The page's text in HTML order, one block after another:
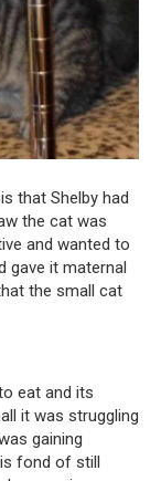
that Shelby had
the cat was
and wanted to
gave it maternal
the small cat
eat and its
it was struggling
gaining
fond of still